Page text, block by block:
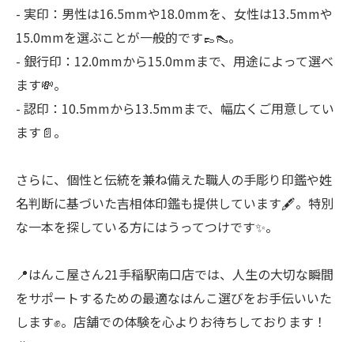
- 実印：男性は16.5mmや18.0mmを、女性は13.5mmや
15.0mmを選ぶことが一般的です👞👠。
- 銀行印：12.0mmから15.0mmまで、用途によって選べ
ます💸。
- 認印：10.5mmから13.5mmまで、幅広くご用意してい
ます📄。
さらに、個性と伝統を兼ね備えた職人の手彫り印鑑や姓
名判断に基づいた吉相体印鑑も提供しています🖋️。特別
な一本を探している方にはうってつけです✨。
📍はんこ屋さん21手稲駅南口店では、人生の大切な瞬間
をサポートするための最適なはんこ選びをお手伝いいた
します✊。店舗での体験を心よりお待ちしております！